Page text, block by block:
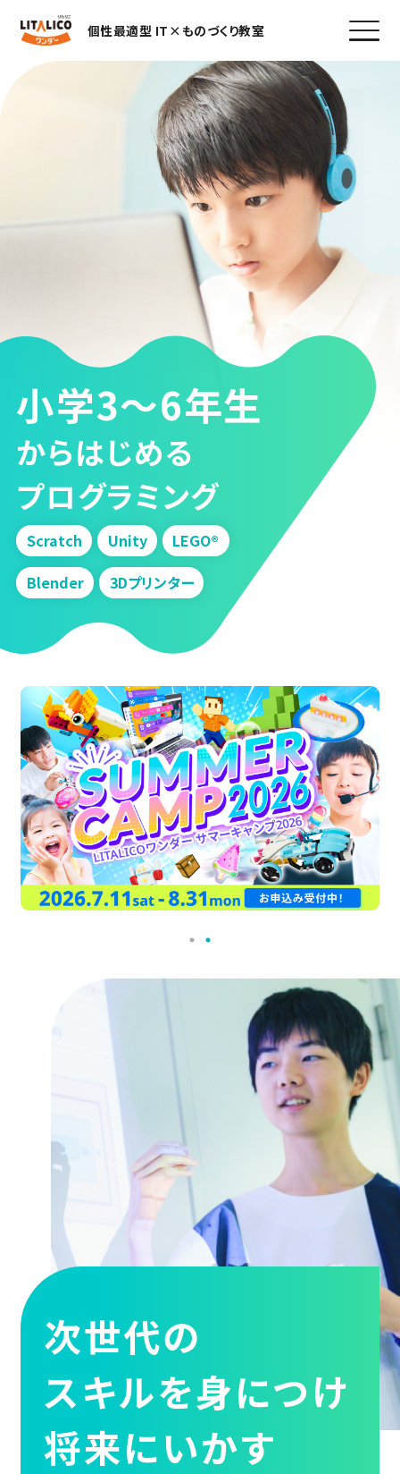
個性最適型 IT×ものづくり教室
小学3～6年生
からはじめる
プログラミング
Scratch Unity
LEGO®
Blender
3Dプリンター
次世代の
スキルを身につけ
将来にいかす